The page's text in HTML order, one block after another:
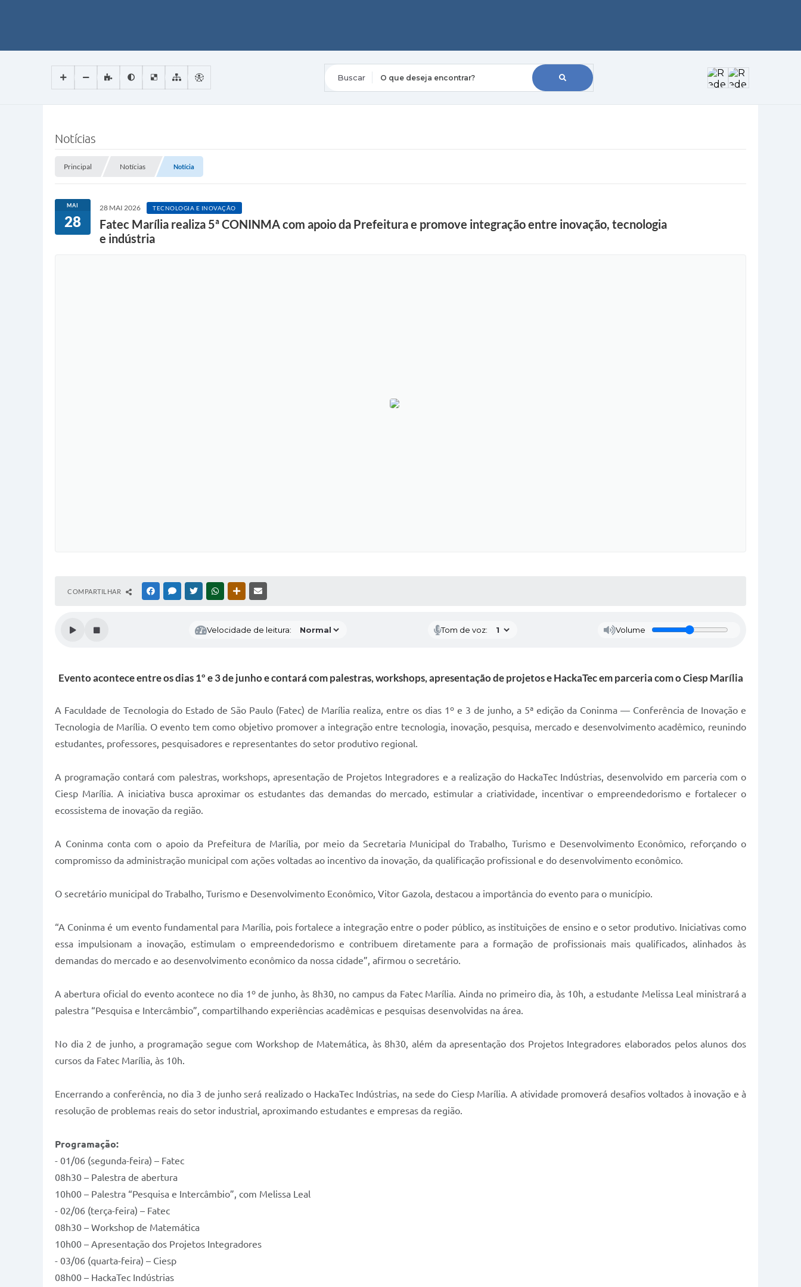
Notícias
Principal Notícias Notícia
MAI
28
28 MAI 2026 TECNOLOGIA E INOVAÇÃO
Fatec Marília realiza 5ª CONINMA com apoio da Prefeitura e promove integração entre inovação, tecnologia
e indústria
COMPARTILHAR FACEBOOKMESSENGER
TWITTERWHATSAPPOUTRAS MÍDIAS
Velocidade de leitura: Tom de voz: Volume
Evento acontece entre os dias 1º e 3 de junho e contará com palestras, workshops, apresentação de projetos e HackaTec em parceria com o Ciesp Marília
A Faculdade de Tecnologia do Estado de São Paulo (Fatec) de Marília realiza, entre os dias 1º e 3 de junho, a 5ª edição da Coninma — Conferência de Inovação e
Tecnologia de Marília. O evento tem como objetivo promover a integração entre tecnologia, inovação, pesquisa, mercado e desenvolvimento acadêmico, reunindo
estudantes, professores, pesquisadores e representantes do setor produtivo regional.
A programação contará com palestras, workshops, apresentação de Projetos Integradores e a realização do HackaTec Indústrias, desenvolvido em parceria com o
Ciesp Marília. A iniciativa busca aproximar os estudantes das demandas do mercado, estimular a criatividade, incentivar o empreendedorismo e fortalecer o
ecossistema de inovação da região.
A Coninma conta com o apoio da Prefeitura de Marília, por meio da Secretaria Municipal do Trabalho, Turismo e Desenvolvimento Econômico, reforçando o
compromisso da administração municipal com ações voltadas ao incentivo da inovação, da qualificação profissional e do desenvolvimento econômico.
O secretário municipal do Trabalho, Turismo e Desenvolvimento Econômico, Vitor Gazola, destacou a importância do evento para o município.
“A Coninma é um evento fundamental para Marília, pois fortalece a integração entre o poder público, as instituições de ensino e o setor produtivo. Iniciativas como
essa impulsionam a inovação, estimulam o empreendedorismo e contribuem diretamente para a formação de profissionais mais qualificados, alinhados às
demandas do mercado e ao desenvolvimento econômico da nossa cidade”, afirmou o secretário.
A abertura oficial do evento acontece no dia 1º de junho, às 8h30, no campus da Fatec Marília. Ainda no primeiro dia, às 10h, a estudante Melissa Leal ministrará a
palestra “Pesquisa e Intercâmbio”, compartilhando experiências acadêmicas e pesquisas desenvolvidas na área.
No dia 2 de junho, a programação segue com Workshop de Matemática, às 8h30, além da apresentação dos Projetos Integradores elaborados pelos alunos dos
cursos da Fatec Marília, às 10h.
Encerrando a conferência, no dia 3 de junho será realizado o HackaTec Indústrias, na sede do Ciesp Marília. A atividade promoverá desafios voltados à inovação e à
resolução de problemas reais do setor industrial, aproximando estudantes e empresas da região.
Programação:
- 01/06 (segunda-feira) – Fatec
08h30 – Palestra de abertura
10h00 – Palestra “Pesquisa e Intercâmbio”, com Melissa Leal
- 02/06 (terça-feira) – Fatec
08h30 – Workshop de Matemática
10h00 – Apresentação dos Projetos Integradores
- 03/06 (quarta-feira) – Ciesp
08h00 – HackaTec Indústrias